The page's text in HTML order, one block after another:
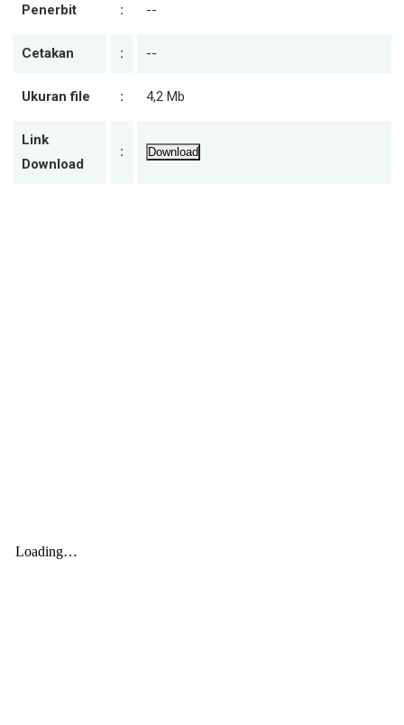
Penerbit : --
Cetakan : --
Ukuran file : 4,2 Mb
Link
Download
: Download